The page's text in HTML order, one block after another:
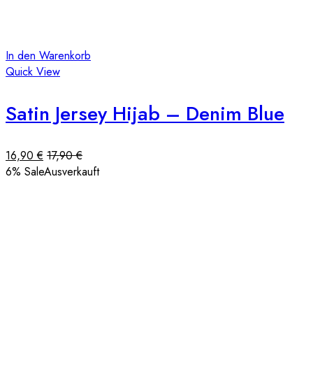
In den Warenkorb
Quick View
Satin Jersey Hijab – Denim Blue
16,90€ 17,90€
6% SaleAusverkauft